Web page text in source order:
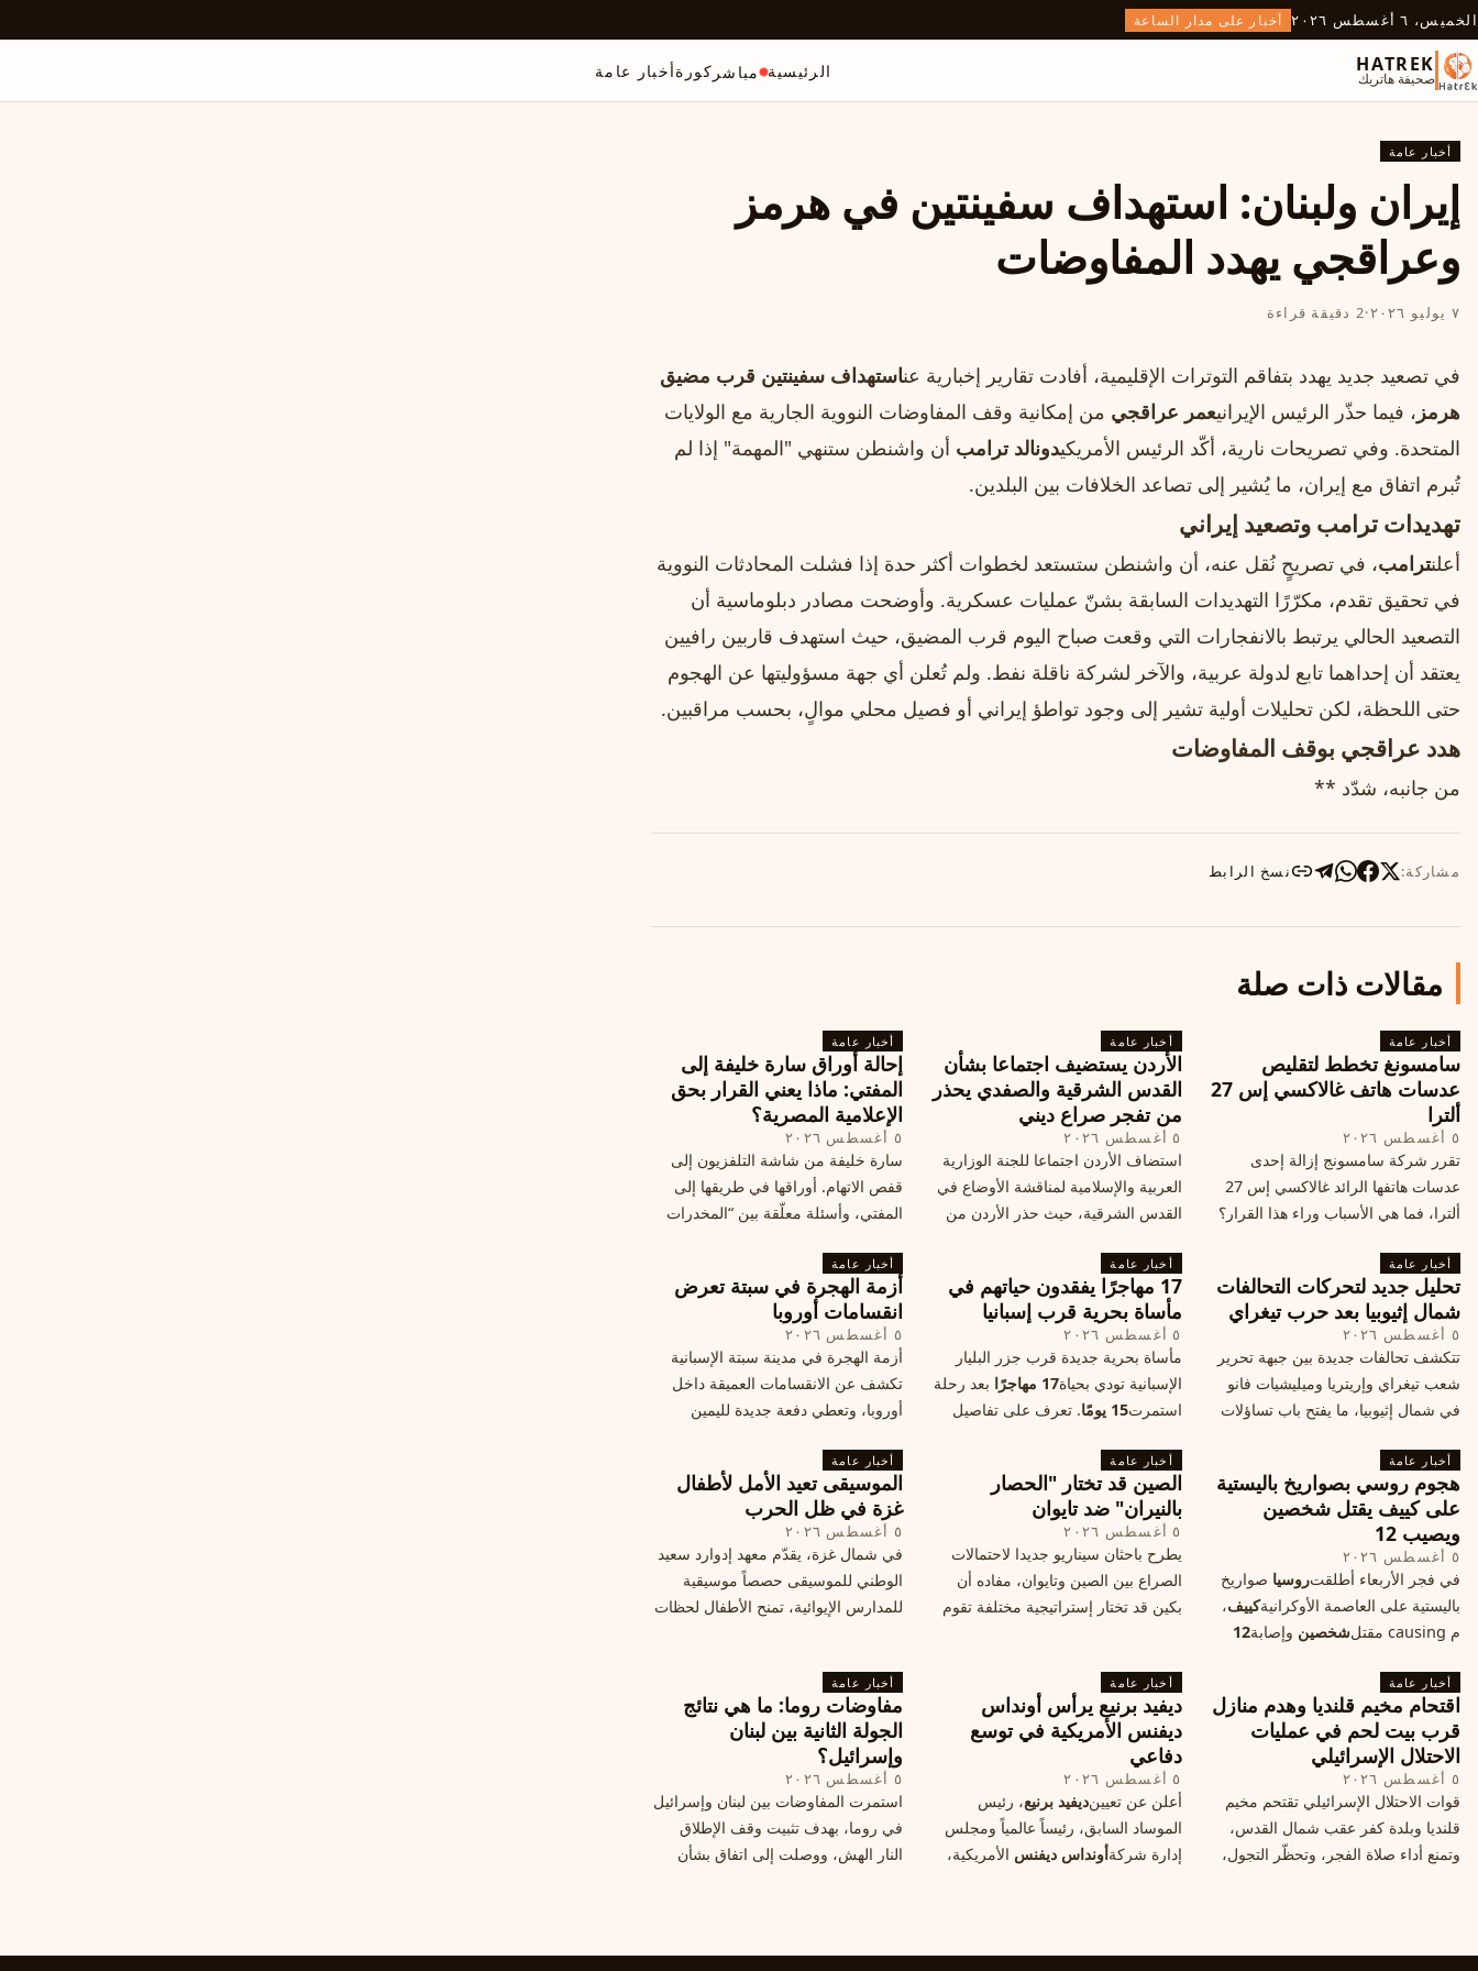
الخميس، ٦ أغسطس ٢٠٢٦ أخبار على مدار الساعة
HATREK
صحيفة هاتريك الرئيسية مباشر كورةأخبار عامة
أخبار عامة
إيران ولبنان: استهداف سفينتين في هرمز
وعراقجي يهدد المفاوضات
٧ يوليو ٢٠٢٦ ·2 دقيقة قراءة
في تصعيد جديد يهدد بتفاقم التوترات الإقليمية، أفادت تقارير إخبارية عناستهداف سفينتين قرب مضيق
هرمز ، فيما حذّر الرئيس الإيرانيعمر عراقجي من إمكانية وقف المفاوضات النووية الجارية مع الولايات
المتحدة. وفي تصريحات نارية، أكّد الرئيس الأمريكيدونالد ترامب أن واشنطن ستنهي "المهمة" إذا لم
تُبرم اتفاق مع إيران، ما يُشير إلى تصاعد الخلافات بين البلدين.
تهديدات ترامب وتصعيد إيراني
أعلنترامب، في تصريحٍ نُقل عنه، أن واشنطن ستستعد لخطوات أكثر حدة إذا فشلت المحادثات النووية
في تحقيق تقدم، مكرّرًا التهديدات السابقة بشنّ عمليات عسكرية. وأوضحت مصادر دبلوماسية أن
التصعيد الحالي يرتبط بالانفجارات التي وقعت صباح اليوم قرب المضيق، حيث استهدف قاربين رافيين
يعتقد أن إحداهما تابع لدولة عربية، والآخر لشركة ناقلة نفط. ولم تُعلن أي جهة مسؤوليتها عن الهجوم
حتى اللحظة، لكن تحليلات أولية تشير إلى وجود تواطؤ إيراني أو فصيل محلي موالٍ، بحسب مراقبين.
هدد عراقجي بوقف المفاوضات
من جانبه، شدّد **
مشاركة: نسخ الرابط
مقالات ذات صلة
أخبار عامة
سامسونغ تخطط لتقليص
عدسات هاتف غالاكسي إس 27
ألترا
٥ أغسطس ٢٠٢٦
تقرر شركة سامسونج إزالة إحدى
عدسات هاتفها الرائد غالاكسي إس 27
ألترا، فما هي الأسباب وراء هذا القرار؟
الأندرويد الأغلى في السوق؟
أخبار عامة
الأردن يستضيف اجتماعا بشأن
القدس الشرقية والصفدي يحذر
من تفجر صراع ديني
٥ أغسطس ٢٠٢٦
استضاف الأردن اجتماعا للجنة الوزارية
العربية والإسلامية لمناقشة الأوضاع في
القدس الشرقية، حيث حذر الأردن من
الدول إلى الامتناع عن نقل سفاراتها إلى
القدس، ما يزيد التوتر في المنطقة
أخبار عامة
إحالة أوراق سارة خليفة إلى
المفتي: ماذا يعني القرار بحق
الإعلامية المصرية؟
٥ أغسطس ٢٠٢٦
سارة خليفة من شاشة التلفزيون إلى
قفص الاتهام. أوراقها في طريقها إلى
المفتي، وأسئلة معلّقة بين “المخدرات
أخبار عامة
تحليل جديد لتحركات التحالفات
شمال إثيوبيا بعد حرب تيغراي
٥ أغسطس ٢٠٢٦
تتكشف تحالفات جديدة بين جبهة تحرير
شعب تيغراي وإريتريا وميليشيات فانو
في شمال إثيوبيا، ما يفتح باب تساؤلات
الخريطة السياسية.
أخبار عامة
17 مهاجرًا يفقدون حياتهم في
مأساة بحرية قرب إسبانيا
٥ أغسطس ٢٠٢٦
مأساة بحرية جديدة قرب جزر البليار
الإسبانية تودي بحياة17 مهاجرًا
بعد رحلة
استمرت15 يومًا
. تعرف على تفاصيل
أخبار عامة
أزمة الهجرة في سبتة تعرض
انقسامات أوروبا
٥ أغسطس ٢٠٢٦
أزمة الهجرة في مدينة سبتة الإسبانية
تكشف عن الانقسامات العميقة داخل
أوروبا، وتعطي دفعة جديدة لليمين
الأوروبي لاستغلال هشاشة موقفه، فما
هي الآثار السياسية لهذه الأزمة؟
أخبار عامة
هجوم روسي بصواريخ باليستية
على كييف يقتل شخصين
ويصيب 12
٥ أغسطس ٢٠٢٦
في فجر الأربعاء أطلقتروسيا صواريخ
باليستية على العاصمة الأوكرانيةكييف،
م causing مقتل
شخصين وإصابة12
المدني. تفاصيل الهجوم وتداعياته.
أخبار عامة
الصين قد تختار "الحصار
بالنيران" ضد تايوان
٥ أغسطس ٢٠٢٦
يطرح باحثان سيناريو جديدا لاحتمالات
الصراع بين الصين وتايوان، مفاده أن
بكين قد تختار إستراتيجية مختلفة تقوم
"الحصار بالنيران
أخبار عامة
الموسيقى تعيد الأمل لأطفال
غزة في ظل الحرب
٥ أغسطس ٢٠٢٦
في شمال غزة، يقدّم معهد إدوارد سعيد
الوطني للموسيقى حصصاً موسيقية
للمدارس الإيوائية، تمنح الأطفال لحظات
أخبار عامة
اقتحام مخيم قلنديا وهدم منازل
قرب بيت لحم في عمليات
الاحتلال الإسرائيلي
٥ أغسطس ٢٠٢٦
قوات الاحتلال الإسرائيلي تقتحم مخيم
قلنديا وبلدة كفر عقب شمال القدس،
وتمنع أداء صلاة الفجر، وتحظّر التجول،
أخبار عامة
ديفيد برنيع يرأس أونداس
ديفنس الأمريكية في توسع
دفاعي
٥ أغسطس ٢٠٢٦
أعلن عن تعيينديفيد برنيع، رئيس
الموساد السابق، رئيساً عالمياً ومجلس
إدارة شركةأونداس ديفنس الأمريكية،
أخبار عامة
مفاوضات روما: ما هي نتائج
الجولة الثانية بين لبنان
وإسرائيل؟
٥ أغسطس ٢٠٢٦
استمرت المفاوضات بين لبنان وإسرائيل
في روما، بهدف تثبيت وقف الإطلاق
النار الهش، ووصلت إلى اتفاق بشأن
لمعالجة الملفات العالقة، فيما يرى